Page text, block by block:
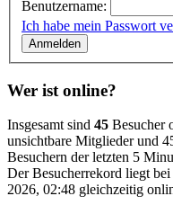
Benutzername:
Ich habe mein Passwort
Wer ist online?
Insgesamt sind 45 Besucher
unsichtbare Mitglieder und
Besuchern der letzten 5
Der Besucherrekord liegt bei
2026, 02:48 gleichzeitig